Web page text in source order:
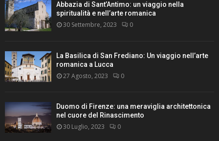
Abbazia di Sant’Antimo: un viaggio nella
spiritualità e nell’arte romanica
30 Settembre, 2023 0
La Basilica di San Frediano: Un viaggio nell’arte
romanica a Lucca
27 Agosto, 2023 0
Duomo di Firenze: una meraviglia architettonica
nel cuore del Rinascimento
30 Luglio, 2023 0